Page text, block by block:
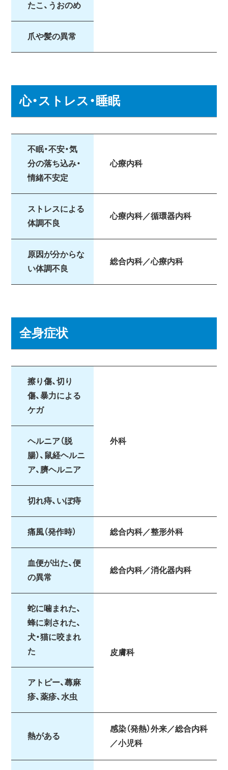
たこ、うおのめ
爪や髪の異常
心・ストレス・睡眠
不眠・不安・気
分の落ち込み・
情緒不安定
心療内科
ストレスによる
体調不良
心療内科／循環器内科
原因が分からな
い体調不良
総合内科／心療内科
全身症状
擦り傷、切り
傷、暴力による
ケガ
ヘルニア（脱
腸）、鼠経ヘルニ
ア、臍ヘルニア
切れ痔、いぼ痔
外科
痛風（発作時） 総合内科／整形外科
血便が出た、便
の異常
総合内科／消化器内科
蛇に噛まれた、
蜂に刺された、
犬・猫に咬まれ
た
アトピー、蕁麻
疹、薬疹、水虫
皮膚科
熱がある
感染（発熱）外来／総合内科
／小児科